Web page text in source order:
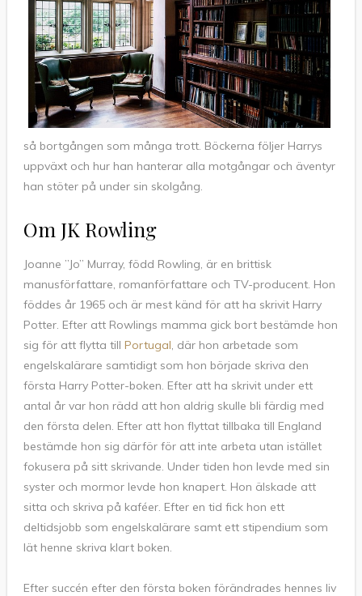
så bortgången som många trott. Böckerna följer Harrys
uppväxt och hur han hanterar alla motgångar och äventyr
han stöter på under sin skolgång.
Om JK Rowling
Joanne ”Jo” Murray, född Rowling, är en brittisk
manusförfattare, romanförfattare och TV-producent. Hon
föddes år 1965 och är mest känd för att ha skrivit Harry
Potter. Efter att Rowlings mamma gick bort bestämde hon
sig för att flytta till Portugal, där hon arbetade som
engelskalärare samtidigt som hon började skriva den
första Harry Potter-boken. Efter att ha skrivit under ett
antal år var hon rädd att hon aldrig skulle bli färdig med
den första delen. Efter att hon flyttat tillbaka till England
bestämde hon sig därför för att inte arbeta utan istället
fokusera på sitt skrivande. Under tiden hon levde med sin
syster och mormor levde hon knapert. Hon älskade att
sitta och skriva på kaféer. Efter en tid fick hon ett
deltidsjobb som engelskalärare samt ett stipendium som
lät henne skriva klart boken.
Efter succén efter den första boken förändrades hennes liv